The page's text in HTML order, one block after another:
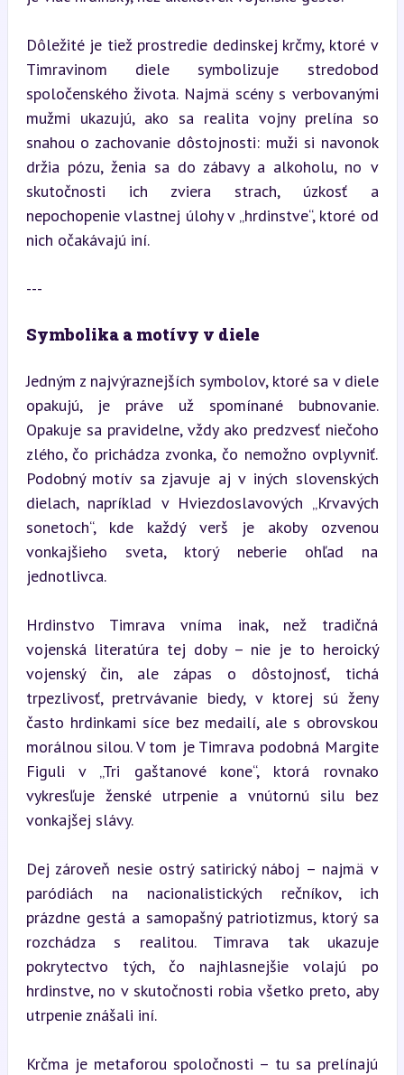
Dôležité je tiež prostredie dedinskej krčmy, ktoré v
Timravinom diele symbolizuje stredobod
spoločenského života. Najmä scény s verbovanými
mužmi ukazujú, ako sa realita vojny prelína so
snahou o zachovanie dôstojnosti: muži si navonok
držia pózu, ženia sa do zábavy a alkoholu, no v
skutočnosti ich zviera strach, úzkosť a
nepochopenie vlastnej úlohy v „hrdinstve“, ktoré od
nich očakávajú iní.
---
Symbolika a motívy v diele
Jedným z najvýraznejších symbolov, ktoré sa v diele
opakujú, je práve už spomínané bubnovanie.
Opakuje sa pravidelne, vždy ako predzvesť niečoho
zlého, čo prichádza zvonka, čo nemožno ovplyvniť.
Podobný motív sa zjavuje aj v iných slovenských
dielach, napríklad v Hviezdoslavových „Krvavých
sonetoch“, kde každý verš je akoby ozvenou
vonkajšieho sveta, ktorý neberie ohľad na
jednotlivca.
Hrdinstvo Timrava vníma inak, než tradičná
vojenská literatúra tej doby – nie je to heroický
vojenský čin, ale zápas o dôstojnosť, tichá
trpezlivosť, pretrvávanie biedy, v ktorej sú ženy
často hrdinkami síce bez medailí, ale s obrovskou
morálnou silou. V tom je Timrava podobná Margite
Figuli v „Tri gaštanové kone“, ktorá rovnako
vykresľuje ženské utrpenie a vnútornú silu bez
vonkajšej slávy.
Dej zároveň nesie ostrý satirický náboj – najmä v
paródiách na nacionalistických rečníkov, ich
prázdne gestá a samopašný patriotizmus, ktorý sa
rozchádza s realitou. Timrava tak ukazuje
pokrytectvo tých, čo najhlasnejšie volajú po
hrdinstve, no v skutočnosti robia všetko preto, aby
utrpenie znášali iní.
Krčma je metaforou spoločnosti – tu sa prelínajú